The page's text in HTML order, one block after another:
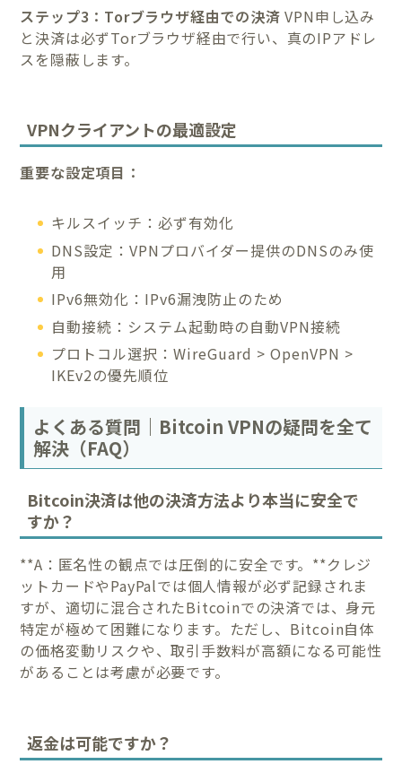
ステップ3：Torブラウザ経由での決済 VPN申し込み
と決済は必ずTorブラウザ経由で行い、真のIPアドレ
スを隠蔽します。
VPNクライアントの最適設定
重要な設定項目：
キルスイッチ：必ず有効化
DNS設定：VPNプロバイダー提供のDNSのみ使
用
IPv6無効化：IPv6漏洩防止のため
自動接続：システム起動時の自動VPN接続
プロトコル選択：WireGuard > OpenVPN >
IKEv2の優先順位
よくある質問｜Bitcoin VPNの疑問を全て
解決（FAQ）
Bitcoin決済は他の決済方法より本当に安全で
すか？
**A：匿名性の観点では圧倒的に安全です。**クレジ
ットカードやPayPalでは個人情報が必ず記録されま
すが、適切に混合されたBitcoinでの決済では、身元
特定が極めて困難になります。ただし、Bitcoin自体
の価格変動リスクや、取引手数料が高額になる可能性
があることは考慮が必要です。
返金は可能ですか？